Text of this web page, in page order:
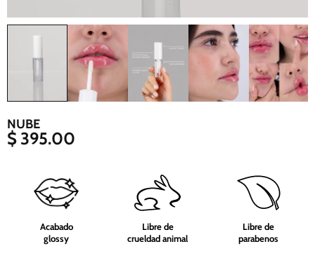
NUBE
$ 395.00
Acabado
glossy
Libre de
crueldad animal
Libre de
parabenos